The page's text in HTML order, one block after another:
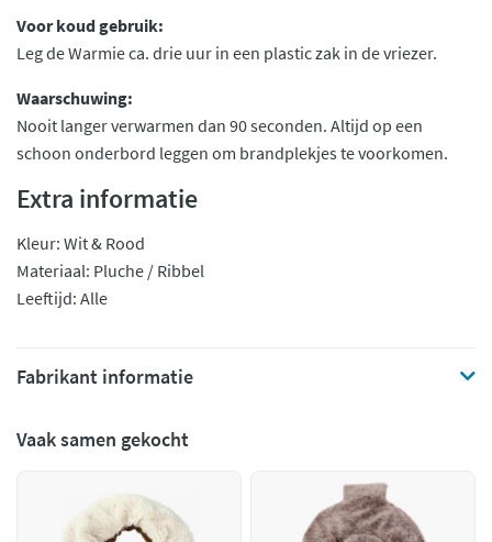
Voor koud gebruik:
Leg de Warmie ca. drie uur in een plastic zak in de vriezer.
Waarschuwing:
Nooit langer verwarmen dan 90 seconden. Altijd op een
schoon onderbord leggen om brandplekjes te voorkomen.
Extra informatie
Kleur: Wit & Rood
Materiaal: Pluche / Ribbel
Leeftijd: Alle
Fabrikant informatie
Vaak samen gekocht